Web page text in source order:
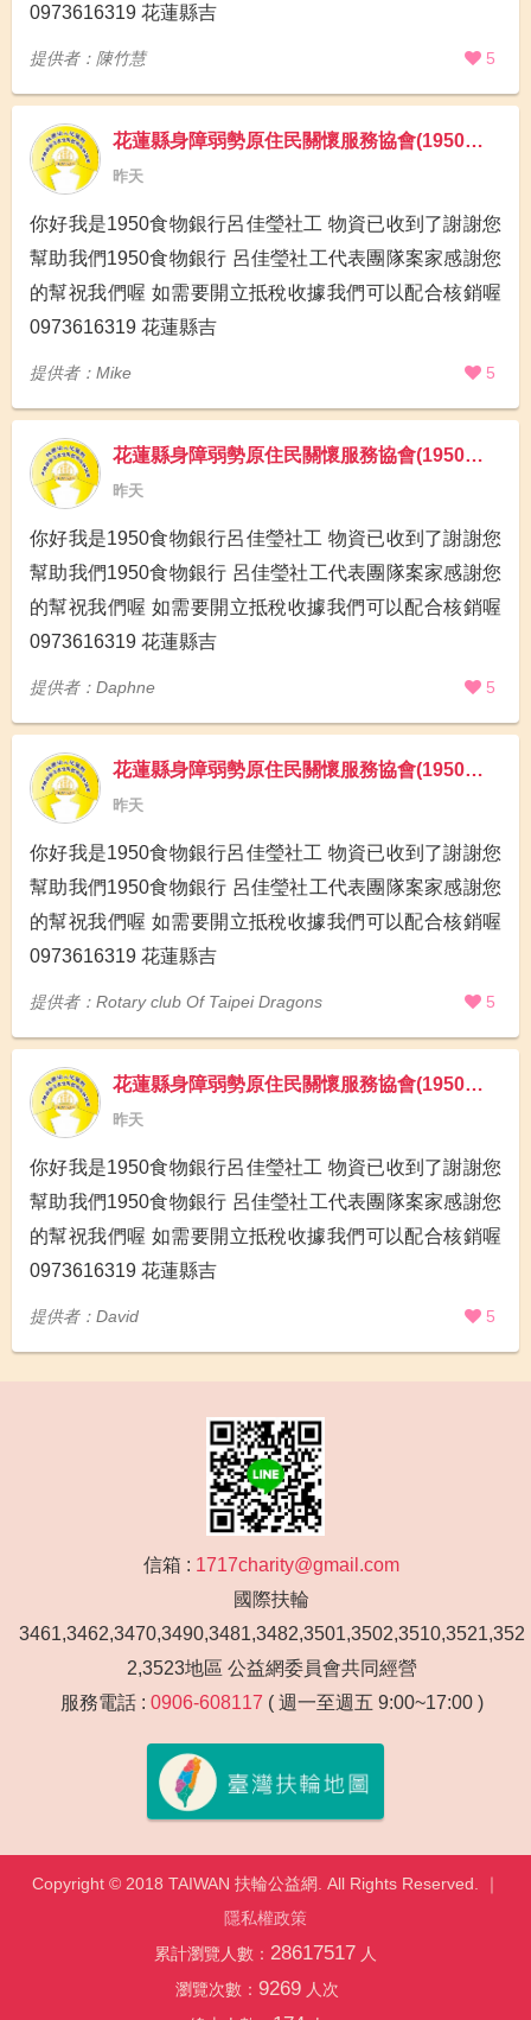
0973616319 花蓮縣吉
提供者：陳竹慧 5
花蓮縣身障弱勢原住民關懷服務協會(1950食物銀行)
昨天
你好我是1950食物銀行呂佳瑩社工 物資已收到了謝謝您
幫助我們1950食物銀行 呂佳瑩社工代表團隊案家感謝您
的幫祝我們喔 如需要開立抵稅收據我們可以配合核銷喔
0973616319 花蓮縣吉
提供者：Mike 5
花蓮縣身障弱勢原住民關懷服務協會(1950食物銀行)
昨天
你好我是1950食物銀行呂佳瑩社工 物資已收到了謝謝您
幫助我們1950食物銀行 呂佳瑩社工代表團隊案家感謝您
的幫祝我們喔 如需要開立抵稅收據我們可以配合核銷喔
0973616319 花蓮縣吉
提供者：Daphne 5
花蓮縣身障弱勢原住民關懷服務協會(1950食物銀行)
昨天
你好我是1950食物銀行呂佳瑩社工 物資已收到了謝謝您
幫助我們1950食物銀行 呂佳瑩社工代表團隊案家感謝您
的幫祝我們喔 如需要開立抵稅收據我們可以配合核銷喔
0973616319 花蓮縣吉
提供者：Rotary club Of Taipei Dragons 5
花蓮縣身障弱勢原住民關懷服務協會(1950食物銀行)
昨天
你好我是1950食物銀行呂佳瑩社工 物資已收到了謝謝您
幫助我們1950食物銀行 呂佳瑩社工代表團隊案家感謝您
的幫祝我們喔 如需要開立抵稅收據我們可以配合核銷喔
0973616319 花蓮縣吉
提供者：David 5
信箱 : 1717charity@gmail.com
國際扶輪
3461,3462,3470,3490,3481,3482,3501,3502,3510,3521,352
2,3523地區 公益網委員會共同經營
服務電話 : 0906-608117 ( 週一至週五 9:00~17:00 )
Copyright © 2018 TAIWAN 扶輪公益網. All Rights Reserved. ｜
隱私權政策
累計瀏覽人數： 28617517 人
瀏覽次數： 9269 人次